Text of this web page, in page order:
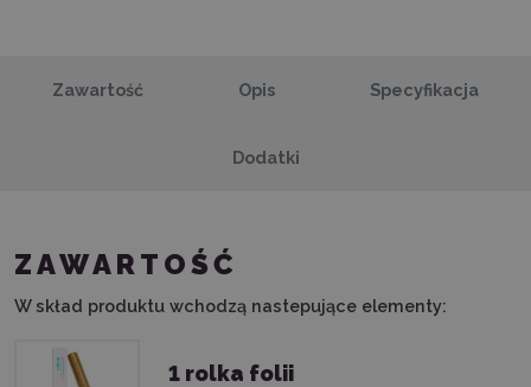
Zawartość Opis Specyfikacja
Dodatki
ZAWARTOŚĆ
W skład produktu wchodzą nastepujące elementy:
1 rolka folii